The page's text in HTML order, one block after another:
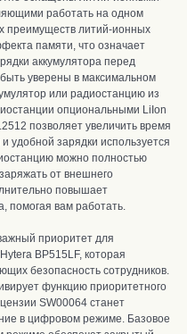
работать на одном
преимуществ литий-ионных
памяти, что означает
аккумулятора перед
уверены в максимальном
или радиостанцию из
опциональными LiIon
позволяет увеличить время
удобной зарядки используется
​​можно полностью
от внешнего
повышает
помогая вам работать.
приоритет для
BP515LF, которая
безопасность сотрудников.
функцию приоритетного
SW00064 станет
в цифровом режиме. Базовое